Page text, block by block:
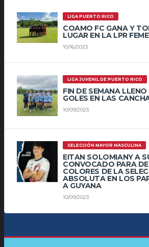
LIGA PUERTO RICO
COAMO FC GANA Y
LUGAR EN LA LPR
10/16/2023
LIGA JUVENIL DE PUERTO RICO
FIN DE SEMANA
GOLES EN LAS
10/09/2023
SELECCIÓN MAYOR MASCULINA
EITAN SOLOMIANY A
CONVOCADO PARA
COLORES DE LA
ABSOLUTA EN LOS
A GUYANA
10/09/2023